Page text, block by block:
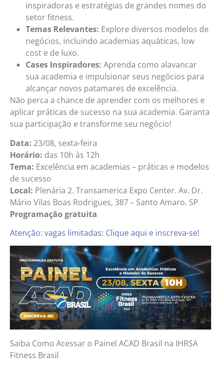
inspiradoras e estratégias de grandes nomes do
setor fitness.
Temas Relevantes: Explore diversos modelos de
negócios, incluindo academias aquáticas, low
cost e de luxo.
Cases Inspiradores: Aprenda como alavancar
sua academia e impulsionar seus negócios para
alcançar novos patamares de excelência.
Não perca a chance de aprender com os melhores e
aplicar práticas de sucesso na sua academia. Garanta
sua participação e transforme seu negócio!
Data: 23/08, sexta-feira
Horário: das 10h às 12h
Tema: Excelência em academias – práticas e modelos
de sucesso
Local: Plenária 2. Transamerica Expo Center. Av. Dr.
Mário Vilas Boas Rodrigues, 387 – Santo Amaro. SP
Programação gratuita
Atenção: vagas limitadas: Clique aqui e inscreva-se!
Saiba Como Acessar o Painel ACAD Brasil na IHRSA
Fitness Brasil